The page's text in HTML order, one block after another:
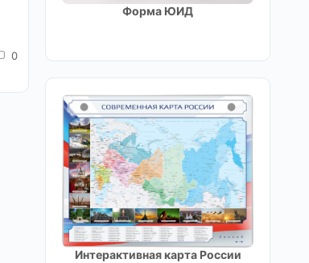
0
Форма ЮИД
Интерактивная карта России